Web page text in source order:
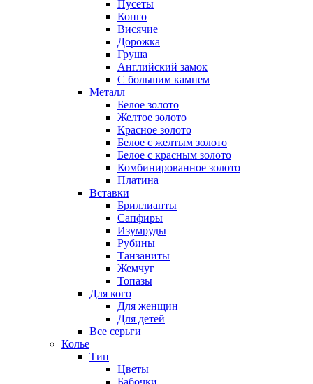
Пусеты
Конго
Висячие
Дорожка
Груша
Английский замок
С большим камнем
Металл
Белое золото
Желтое золото
Красное золото
Белое с желтым золото
Белое с красным золото
Комбинированное золото
Платина
Вставки
Бриллианты
Сапфиры
Изумруды
Рубины
Танзаниты
Жемчуг
Топазы
Для кого
Для женщин
Для детей
Все серьги
Колье
Тип
Цветы
Бабочки